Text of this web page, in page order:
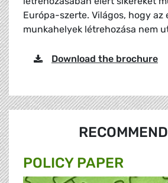
Európa-szerte. Világos, hogy az
munkahelyek létrehozása nem
Download the brochure
POLICY PAPER